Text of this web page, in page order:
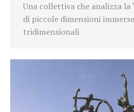
Una collettiva che analizza la
di piccole dimensioni
tridimensionali